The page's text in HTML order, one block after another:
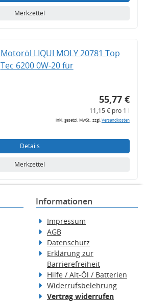
Merkzettel
Motoröl LIQUI MOLY 20781 Top
Tec 6200 0W-20 für
55,77 €
11,15 € pro 1 l
inkl. gesetzl. MwSt., zzgl.Versandkosten
Details
Merkzettel
Informationen
Impressum
AGB
Datenschutz
Erklärung zur
Barrierefreiheit
Hilfe / Alt-Öl / Batterien
Widerrufsbelehrung
Vertrag widerrufen